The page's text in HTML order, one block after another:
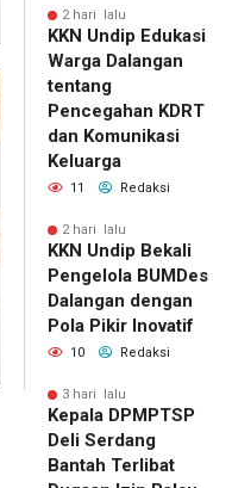
2 hari lalu
KKN Undip Edukasi
Warga Dalangan
tentang
Pencegahan KDRT
dan Komunikasi
Keluarga
11 Redaksi
2 hari lalu
KKN Undip Bekali
Pengelola BUMDes
Dalangan dengan
Pola Pikir Inovatif
10 Redaksi
3 hari lalu
Kepala DPMPTSP
Deli Serdang
Bantah Terlibat